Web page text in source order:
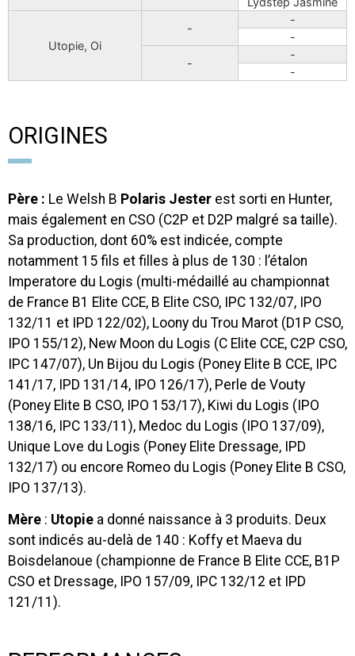
Utopie, Oi
-
-
-
-
-
-
ORIGINES
Père : Le Welsh B Polaris Jester est sorti en Hunter,
mais également en CSO (C2P et D2P malgré sa taille).
Sa production, dont 60% est indicée, compte
notamment 15 fils et filles à plus de 130 : l’étalon
Imperatore du Logis (multi-médaillé au championnat
de France B1 Elite CCE, B Elite CSO, IPC 132/07, IPO
132/11 et IPD 122/02), Loony du Trou Marot (D1P CSO,
IPO 155/12), New Moon du Logis (C Elite CCE, C2P CSO,
IPC 147/07), Un Bijou du Logis (Poney Elite B CCE, IPC
141/17, IPD 131/14, IPO 126/17), Perle de Vouty
(Poney Elite B CSO, IPO 153/17), Kiwi du Logis (IPO
138/16, IPC 133/11), Medoc du Logis (IPO 137/09),
Unique Love du Logis (Poney Elite Dressage, IPD
132/17) ou encore Romeo du Logis (Poney Elite B CSO,
IPO 137/13).
Mère : Utopie a donné naissance à 3 produits. Deux
sont indicés au-delà de 140 : Koffy et Maeva du
Boisdelanoue (championne de France B Elite CCE, B1P
CSO et Dressage, IPO 157/09, IPC 132/12 et IPD
121/11).